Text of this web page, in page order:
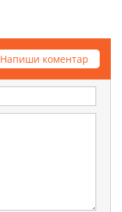
Напиши коментар